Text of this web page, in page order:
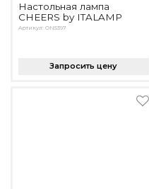
Настольная лампа
CHEERS by ITALAMP
Артикул: ON5397
Запросить цену